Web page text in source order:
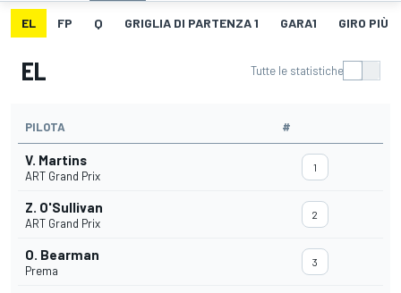
EL FP Q GRIGLIA DI PARTENZA 1 GARA1 GIRO PIÙ
EL Tutte le statistiche
PILOTA #
V. Martins
ART Grand Prix
1
Z. O'Sullivan
ART Grand Prix
2
O. Bearman
Prema
3